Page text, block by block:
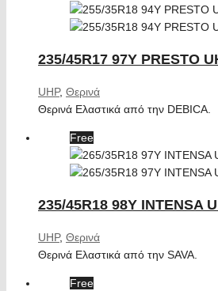
235/45R17 97Y PRESTO
UHP, Θερινά
Θερινά Ελαστικά από την DEBICA.
Free
235/45R18 98Y INTENSA
UHP, Θερινά
Θερινά Ελαστικά από την SAVA.
Free